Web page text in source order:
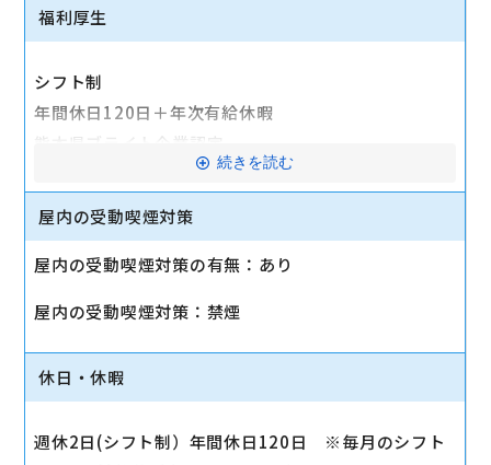
福利厚生
シフト制
年間休日120日＋年次有給休暇
熊本県ブライト企業認定
育児時短勤務制度：子供が4歳になるまで、16時30分
に帰宅できる制度です。※制度を利用しているママさ
ん多数在籍
賞与年2回：6月、12月
果賞与を支給します。
確定給付型企業年金制度
昇給随時
交通費 （4,200円～上限30,000円）
続きを読む
屋内の受動喫煙対策
屋内の受動喫煙対策の有無：あり
屋内の受動喫煙対策：禁煙
休日・休暇
週休2日(シフト制）年間休日120日 ※毎月のシフト